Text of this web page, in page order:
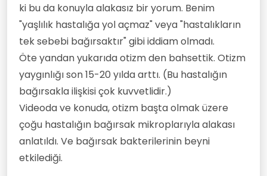
ki bu da konuyla alakasız bir yorum. Benim
"yaşlılık hastalığa yol açmaz" veya "hastalıkların
tek sebebi bağırsaktır" gibi iddiam olmadı.
Öte yandan yukarıda otizm den bahsettik. Otizm
yaygınlığı son 15-20 yılda arttı. (Bu hastalığın
bağırsakla ilişkisi çok kuvvetlidir.)
Videoda ve konuda, otizm başta olmak üzere
çoğu hastalığın bağırsak mikroplarıyla alakası
anlatıldı. Ve bağırsak bakterilerinin beyni
etkilediği.